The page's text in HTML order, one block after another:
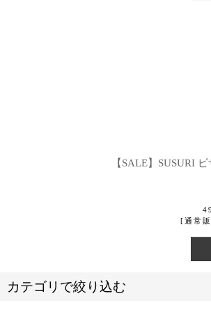
【SALE】SUSURI
[通常
カテゴリで絞り込む